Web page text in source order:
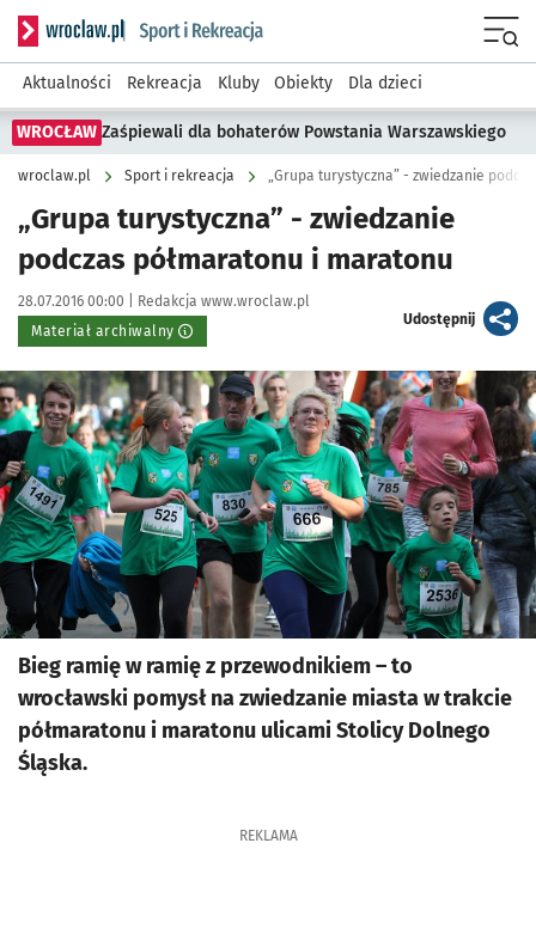
Serwis informacyjny wroclaw.pl podserwis: Sport i rekreacja
Aktualności Rekreacja Kluby Obiekty Dla dzieci
WROCŁAW Zaśpiewali dla bohaterów Powstania Warszawskiego
wroclaw.pl Sport i rekreacja „Grupa turystyczna” - zwiedzanie
„Grupa turystyczna” - zwiedzanie
podczas półmaratonu i maratonu
Data publikacji:
28.07.2016 00:00 | Autor:
Redakcja www.wroclaw.pl
Materiał archiwalny
Udostępnijartykuł
Kliknij, aby powiększyć
Bieg ramię w ramię z przewodnikiem – to
wrocławski pomysł na zwiedzanie miasta w trakcie
półmaratonu i maratonu ulicami Stolicy Dolnego
Śląska.
REKLAMA